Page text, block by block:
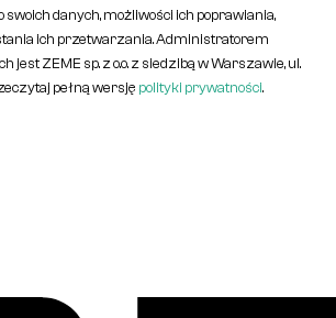
swoich danych, możliwości ich poprawiania,
ich przetwarzania. Administratorem
jest ZEME sp. z o.o. z siedzibą w Warszawie, ul.
pełną wersję polityki prywatności.